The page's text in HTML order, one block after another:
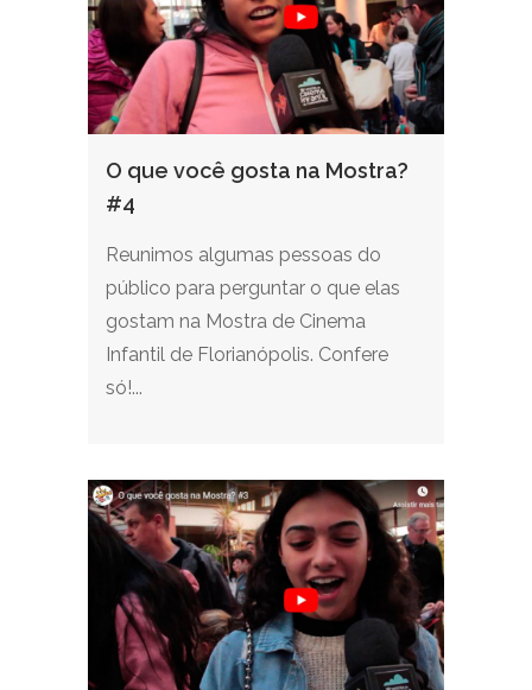
O que você gosta na Mostra?
#4
Reunimos algumas pessoas do
público para perguntar o que elas
gostam na Mostra de Cinema
Infantil de Florianópolis. Confere
só!...